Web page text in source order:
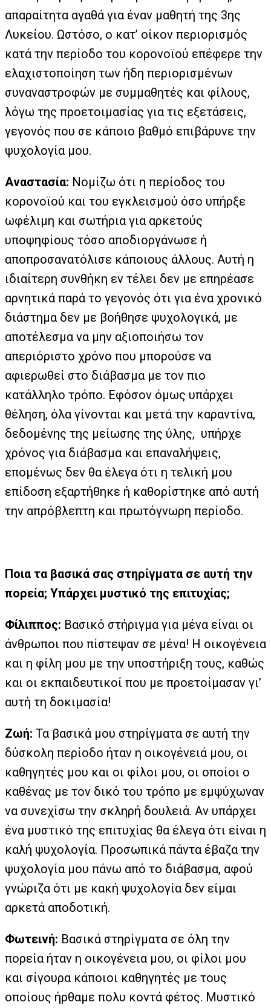
απαραίτητα αγαθά για έναν μαθητή της 3ης
Λυκείου. Ωστόσο, ο κατ’ οίκον περιορισμός
κατά την περίοδο του κορονοϊού επέφερε την
ελαχιστοποίηση των ήδη περιορισμένων
συναναστροφών με συμμαθητές και φίλους,
λόγω της προετοιμασίας για τις εξετάσεις,
γεγονός που σε κάποιο βαθμό επιβάρυνε την
ψυχολογία μου.
Αναστασία: Νομίζω ότι η περίοδος του
κορονοϊού και του εγκλεισμού όσο υπήρξε
ωφέλιμη και σωτήρια για αρκετούς
υποψηφίους τόσο αποδιοργάνωσε ή
αποπροσανατόλισε κάποιους άλλους. Αυτή η
ιδιαίτερη συνθήκη εν τέλει δεν με επηρέασε
αρνητικά παρά το γεγονός ότι για ένα χρονικό
διάστημα δεν με βοήθησε ψυχολογικά, με
αποτέλεσμα να μην αξιοποιήσω τον
απεριόριστο χρόνο που μπορούσε να
αφιερωθεί στο διάβασμα με τον πιο
κατάλληλο τρόπο. Εφόσον όμως υπάρχει
θέληση, όλα γίνονται και μετά την καραντίνα,
δεδομένης της μείωσης της ύλης, υπήρχε
χρόνος για διάβασμα και επαναλήψεις,
επομένως δεν θα έλεγα ότι η τελική μου
επίδοση εξαρτήθηκε ή καθορίστηκε από αυτή
την απρόβλεπτη και πρωτόγνωρη περίοδο.
Ποια τα βασικά σας στηρίγματα σε αυτή την
πορεία; Υπάρχει μυστικό της επιτυχίας;
Φίλιππος: Βασικό στήριγμα για μένα είναι οι
άνθρωποι που πίστεψαν σε μένα! Η οικογένεια
και η φίλη μου με την υποστήριξη τους, καθώς
και οι εκπαιδευτικοί που με προετοίμασαν γι’
αυτή τη δοκιμασία!
Ζωή: Τα βασικά μου στηρίγματα σε αυτή την
δύσκολη περίοδο ήταν η οικογένειά μου, οι
καθηγητές μου και οι φίλοι μου, οι οποίοι ο
καθένας με τον δικό του τρόπο με εμψύχωναν
να συνεχίσω την σκληρή δουλειά. Αν υπάρχει
ένα μυστικό της επιτυχίας θα έλεγα ότι είναι η
καλή ψυχολογία. Προσωπικά πάντα έβαζα την
ψυχολογία μου πάνω από το διάβασμα, αφού
γνώριζα ότι με κακή ψυχολογία δεν είμαι
αρκετά αποδοτική.
Φωτεινή: Βασικά στηρίγματα σε όλη την
πορεία ήταν η οικογένεια μου, οι φίλοι μου
και σίγουρα κάποιοι καθηγητές με τους
οποίους ήρθαμε πολυ κοντά φέτος. Μυστικό